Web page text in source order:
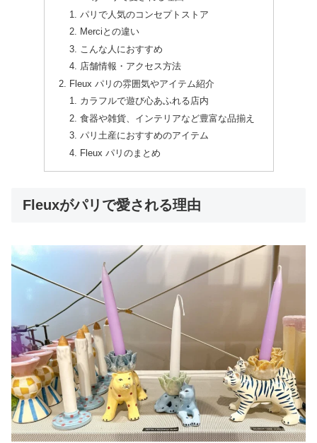
パリで人気のコンセプトストア
Merciとの違い
こんな人におすすめ
店舗情報・アクセス方法
Fleux パリの雰囲気やアイテム紹介
カラフルで遊び心あふれる店内
食器や雑貨、インテリアなど豊富な品揃え
パリ土産におすすめのアイテム
Fleux パリのまとめ
Fleuxがパリで愛される理由